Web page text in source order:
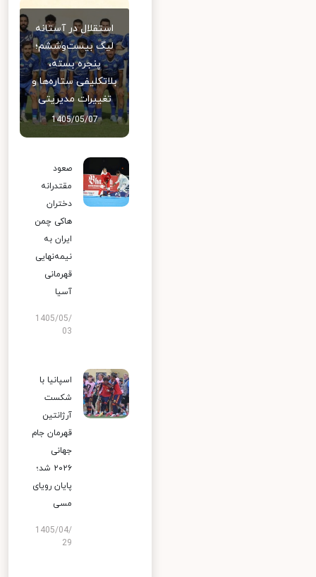
استقلال در آستانه
لیگ بیست‌وششم؛
پنجره بسته،
بلاتکلیفی ستاره‌ها و
تغییرات مدیریتی
1405/05/07
صعود
مقتدرانه
دختران
هاکی چمن
ایران به
نیمه‌نهایی
قهرمانی
آسیا
1405/05/
03
اسپانیا با
شکست
آرژانتین
قهرمان جام
جهانی
۲۰۲۶ شد؛
پایان رویای
مسی
1405/04/
29